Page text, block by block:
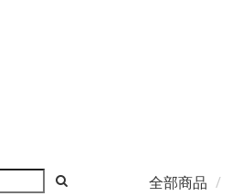
全部商品